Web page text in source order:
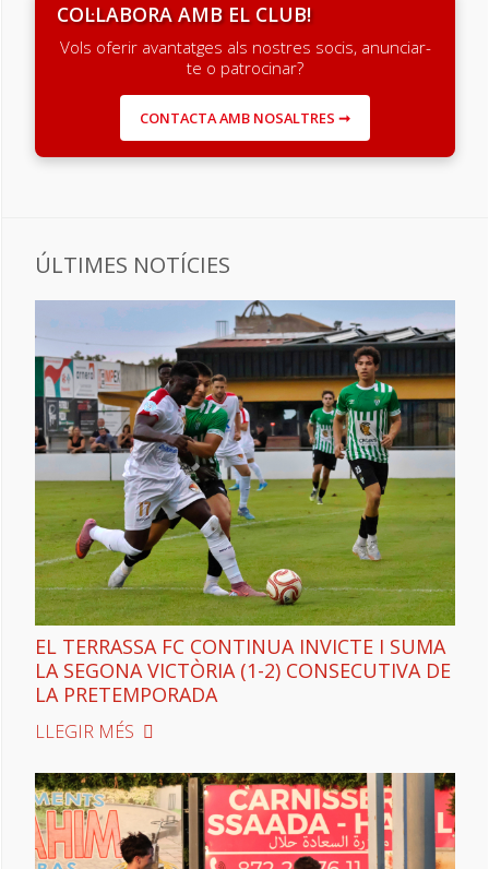
COL·LABORA AMB EL CLUB!
Vols oferir avantatges als nostres socis, anunciar-
te o patrocinar?
CONTACTA AMB NOSALTRES ➞
ÚLTIMES NOTÍCIES
EL TERRASSA FC CONTINUA INVICTE I SUMA
LA SEGONA VICTÒRIA (1-2) CONSECUTIVA DE
LA PRETEMPORADA
LLEGIR MÉS